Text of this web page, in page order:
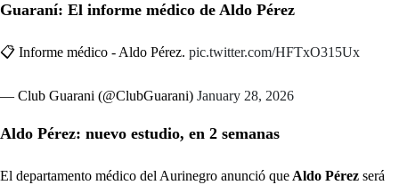
Guaraní: El informe médico de Aldo Pérez
📋 Informe médico - Aldo Pérez. pic.twitter.com/HFTxO315Ux
— Club Guarani (@ClubGuarani) January 28, 2026
Aldo Pérez: nuevo estudio, en 2 semanas
El departamento médico del Aurinegro anunció que Aldo Pérez será